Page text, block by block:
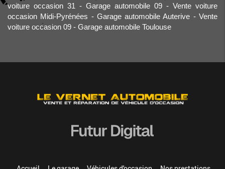
voiture occasion 31
Garage automobile 09
Vente voiture
occasion Midi-Pyrénées
Garage automobile Auterive
Vente
voiture occasion 09
Garage automobile Toulouse